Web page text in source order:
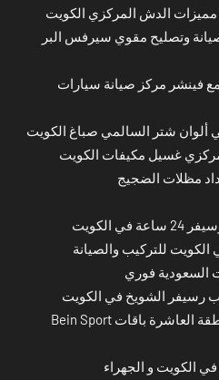
الدش المركزي الكويت
وتصليح مقوي سيرفس البر
فينشر مركز صيانة سيارات
ألوان شتر السالمي صباغ الكويت
غسيل مكيفات الكويت
مظلات الضجيج
الكويت
الكويت للتركيب والصيانة
السعودية فوري
رسيفر الشويخ في الكويت
اشتراك بي ان سبورت المنطقة العاشرة باقات Bein Sport
الكويت و الجهراء